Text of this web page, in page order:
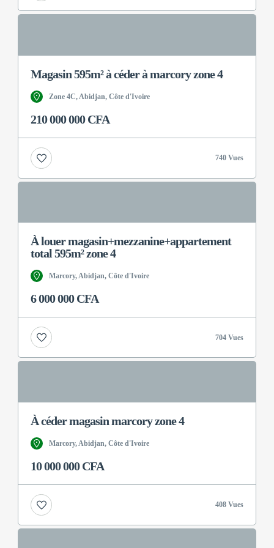
Magasin 595m² à céder à marcory zone 4
Zone 4C, Abidjan, Côte d'Ivoire
210 000 000 CFA
740 Vues
À louer magasin+mezzanine+appartement
total 595m² zone 4
Marcory, Abidjan, Côte d'Ivoire
6 000 000 CFA
704 Vues
À céder magasin marcory zone 4
Marcory, Abidjan, Côte d'Ivoire
10 000 000 CFA
408 Vues